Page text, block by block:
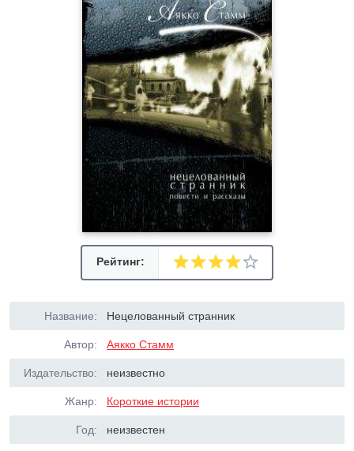
Рейтинг:
Название: Нецелованный странник
Автор: Аякко Стамм
Издательство: неизвестно
Жанр: Короткие истории
Год: неизвестен